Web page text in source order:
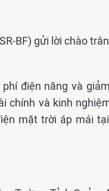
BF) gửi lời chào
điện năng và
chính và kinh
mặt trời áp mái